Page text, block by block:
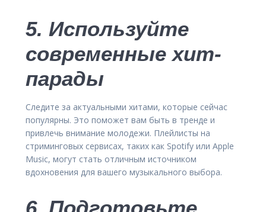
5. Используйте
современные хит-
парады
Следите за актуальными хитами, которые сейчас
популярны. Это поможет вам быть в тренде и
привлечь внимание молодежи. Плейлисты на
стриминговых сервисах, таких как Spotify или Apple
Music, могут стать отличным источником
вдохновения для вашего музыкального выбора.